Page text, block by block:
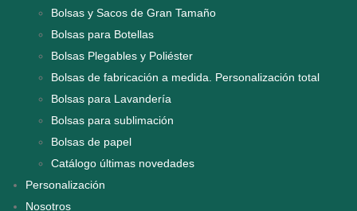
Bolsas y Sacos de Gran Tamaño
Bolsas para Botellas
Bolsas Plegables y Poliéster
Bolsas de fabricación a medida. Personalización total
Bolsas para Lavandería
Bolsas para sublimación
Bolsas de papel
Catálogo últimas novedades
Personalización
Nosotros